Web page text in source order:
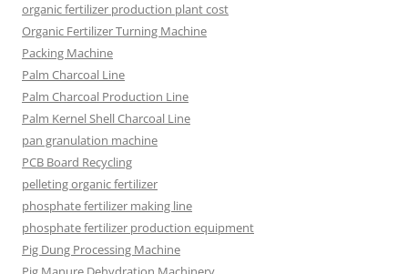
organic fertilizer production plant cost
Organic Fertilizer Turning Machine
Packing Machine
Palm Charcoal Line
Palm Charcoal Production Line
Palm Kernel Shell Charcoal Line
pan granulation machine
PCB Board Recycling
pelleting organic fertilizer
phosphate fertilizer making line
phosphate fertilizer production equipment
Pig Dung Processing Machine